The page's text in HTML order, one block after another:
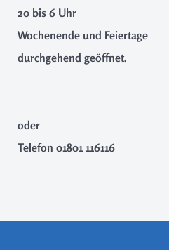
20 bis 6 Uhr
Wochenende und Feiertage
durchgehend geöffnet.
oder
Telefon 01801 116116